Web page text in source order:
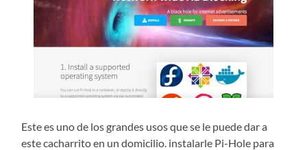
Este es uno de los grandes usos que se le puede dar a
este cacharrito en un domicilio. instalarle Pi-Hole para